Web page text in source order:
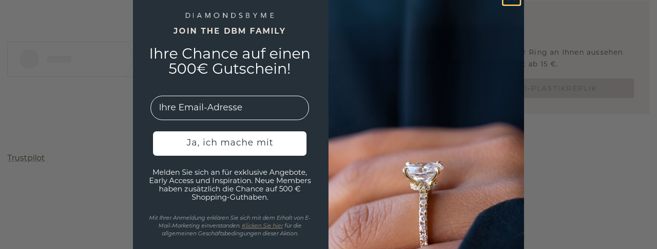
Wollen Sie wissen, wie dieser Ring an Ihnen aussehen
würde und ob er passt? Jetzt ab 15 €.
Trustpilot
JOIN THE DBM FAMILY
Ihre Chance auf einen
500€ Gutschein!
EMail
Ja, ich mache mit
Melden Sie sich an für exklusive Angebote,
Early Access und Inspiration. Neue Members
haben zusätzlich die Chance auf 500 €
Shopping-Guthaben.
Mit Ihrer Anmeldung erklären Sie sich mit dem Erhalt von E-
Mail-Marketing einverstanden. Klicken Sie hierfür die
allgemeinen Geschäftsbedingungen dieser Aktion.